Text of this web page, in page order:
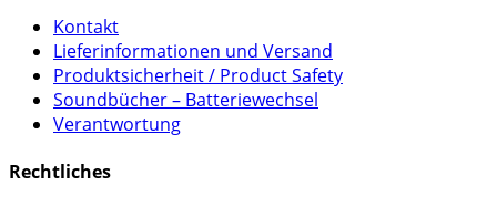
Kontakt
Lieferinformationen und Versand
Produktsicherheit / Product Safety
Soundbücher – Batteriewechsel
Verantwortung
Rechtliches